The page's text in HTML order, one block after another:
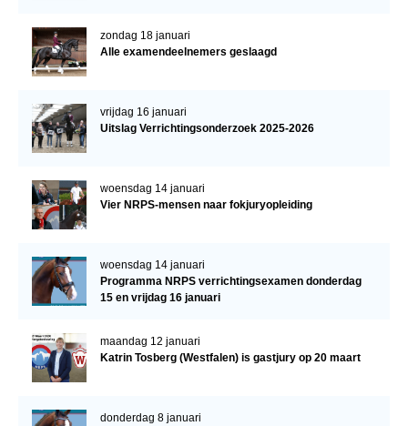
zondag 18 januari
Alle examendeelnemers geslaagd
vrijdag 16 januari
Uitslag Verrichtingsonderzoek 2025-2026
woensdag 14 januari
Vier NRPS-mensen naar fokjuryopleiding
woensdag 14 januari
Programma NRPS verrichtingsexamen donderdag
15 en vrijdag 16 januari
maandag 12 januari
Katrin Tosberg (Westfalen) is gastjury op 20 maart
donderdag 8 januari